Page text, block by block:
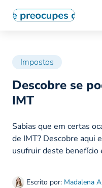
Impostos
Descobre se
IMT
Escrito por: Madalena
Sabias que em certas
de IMT? Descobre aqui
usufruir deste benefício